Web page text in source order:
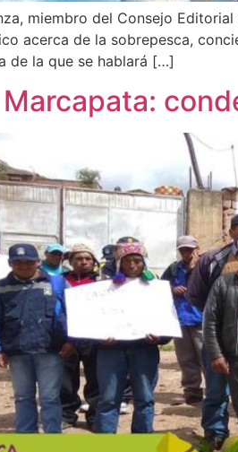
miembro del Consejo
acerca de la sobrepesca,
de la que se hablará […]